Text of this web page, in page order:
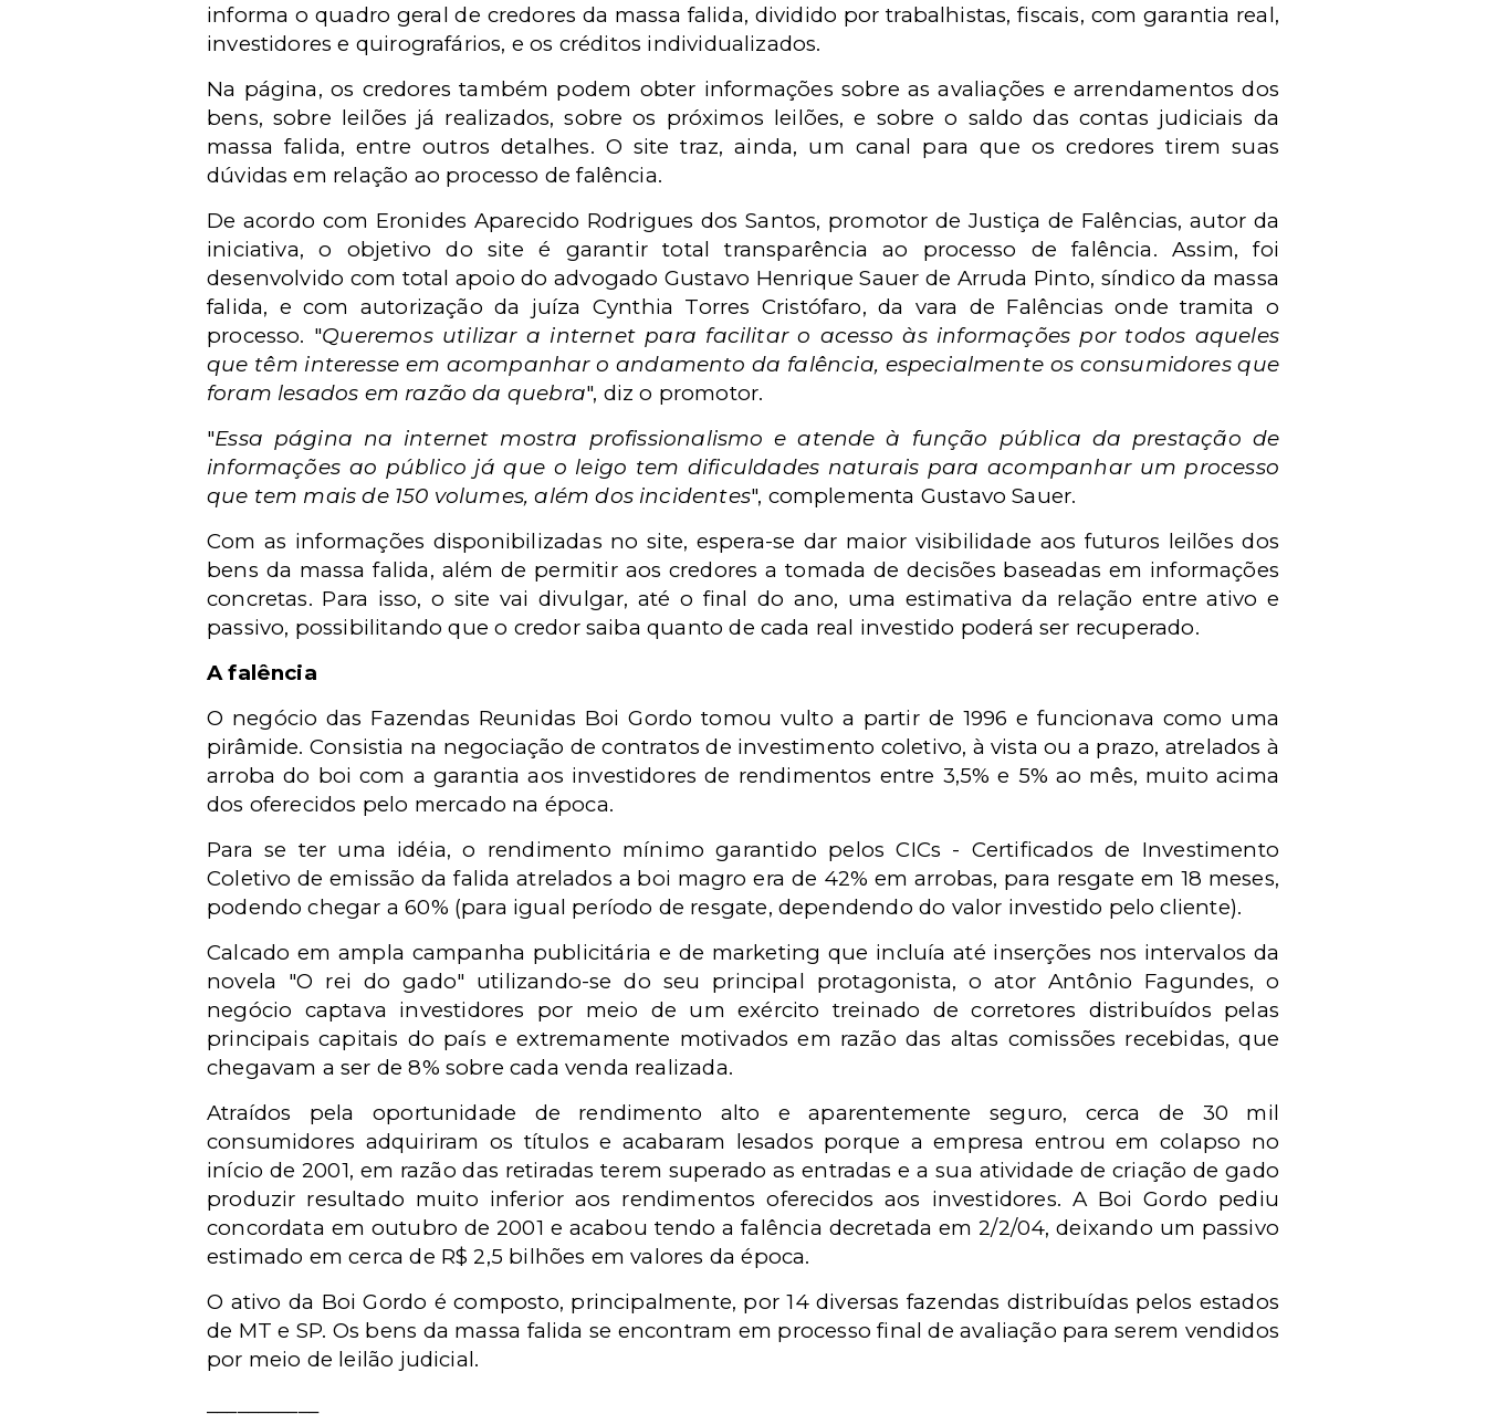
informa o quadro geral de credores da massa falida, dividido por trabalhistas, fiscais, com garantia real,
investidores e quirografários, e os créditos individualizados.
Na página, os credores também podem obter informações sobre as avaliações e arrendamentos dos
bens, sobre leilões já realizados, sobre os próximos leilões, e sobre o saldo das contas judiciais da
massa falida, entre outros detalhes. O site traz, ainda, um canal para que os credores tirem suas
dúvidas em relação ao processo de falência.
De acordo com Eronides Aparecido Rodrigues dos Santos, promotor de Justiça de Falências, autor da
iniciativa, o objetivo do site é garantir total transparência ao processo de falência. Assim, foi
desenvolvido com total apoio do advogado Gustavo Henrique Sauer de Arruda Pinto, síndico da massa
falida, e com autorização da juíza Cynthia Torres Cristófaro, da vara de Falências onde tramita o
processo. "Queremos utilizar a internet para facilitar o acesso às informações por todos aqueles
que têm interesse em acompanhar o andamento da falência, especialmente os consumidores que
foram lesados em razão da quebra", diz o promotor.
"Essa página na internet mostra profissionalismo e atende à função pública da prestação de
informações ao público já que o leigo tem dificuldades naturais para acompanhar um processo
que tem mais de 150 volumes, além dos incidentes", complementa Gustavo Sauer.
Com as informações disponibilizadas no site, espera-se dar maior visibilidade aos futuros leilões dos
bens da massa falida, além de permitir aos credores a tomada de decisões baseadas em informações
concretas. Para isso, o site vai divulgar, até o final do ano, uma estimativa da relação entre ativo e
passivo, possibilitando que o credor saiba quanto de cada real investido poderá ser recuperado.
A falência
O negócio das Fazendas Reunidas Boi Gordo tomou vulto a partir de 1996 e funcionava como uma
pirâmide. Consistia na negociação de contratos de investimento coletivo, à vista ou a prazo, atrelados à
arroba do boi com a garantia aos investidores de rendimentos entre 3,5% e 5% ao mês, muito acima
dos oferecidos pelo mercado na época.
Para se ter uma idéia, o rendimento mínimo garantido pelos CICs - Certificados de Investimento
Coletivo de emissão da falida atrelados a boi magro era de 42% em arrobas, para resgate em 18 meses,
podendo chegar a 60% (para igual período de resgate, dependendo do valor investido pelo cliente).
Calcado em ampla campanha publicitária e de marketing que incluía até inserções nos intervalos da
novela "O rei do gado" utilizando-se do seu principal protagonista, o ator Antônio Fagundes, o
negócio captava investidores por meio de um exército treinado de corretores distribuídos pelas
principais capitais do país e extremamente motivados em razão das altas comissões recebidas, que
chegavam a ser de 8% sobre cada venda realizada.
Atraídos pela oportunidade de rendimento alto e aparentemente seguro, cerca de 30 mil
consumidores adquiriram os títulos e acabaram lesados porque a empresa entrou em colapso no
início de 2001, em razão das retiradas terem superado as entradas e a sua atividade de criação de gado
produzir resultado muito inferior aos rendimentos oferecidos aos investidores. A Boi Gordo pediu
concordata em outubro de 2001 e acabou tendo a falência decretada em 2/2/04, deixando um passivo
estimado em cerca de R$ 2,5 bilhões em valores da época.
O ativo da Boi Gordo é composto, principalmente, por 14 diversas fazendas distribuídas pelos estados
de MT e SP. Os bens da massa falida se encontram em processo final de avaliação para serem vendidos
por meio de leilão judicial.